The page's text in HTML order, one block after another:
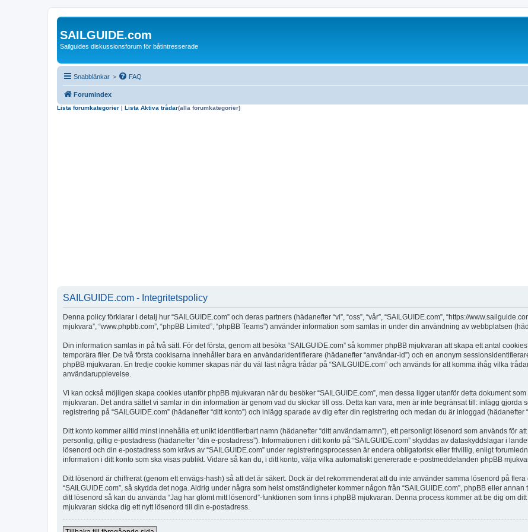
SAILGUIDE.com
Sailguides diskussionsforum för båtintresserade
Snabblänkar > FAQ
Forumindex
Lista forumkategorier | Lista Aktiva trådar(alla forumkategorier)
SAILGUIDE.com - Integritetspolicy
Denna policy förklarar i detalj hur “SAILGUIDE.com” och deras partners (hädanefter “vi”, “oss”, “vår”, “SAILGUIDE.com”, “https://
mjukvara”, “www.phpbb.com”, “phpBB Limited”, “phpBB Teams”) använder information som samlas in under din användning av webbplatsen
Din information samlas in på två sätt. För det första, genom att besöka “SAILGUIDE.com” så kommer phpBB mjukvaran att skapa ett antal
temporära filer. De två första cookisarna innehåller bara en användaridentifierare (hädanefter “användar-id”) och en anonym
phpBB mjukvaran. En tredje cookie kommer skapas när du väl läst några trådar på “SAILGUIDE.com” och används för att komma ihåg vilka
användarupplevelse.
Vi kan också möjligen skapa cookies utanför phpBB mjukvaran när du besöker “SAILGUIDE.com”, men dessa ligger utanför detta dokument
mjukvaran. Det andra sättet vi samlar in din information är genom vad du skickar till oss. Detta kan vara, men är inte begränsat till: inlägg gjorda
registrering på “SAILGUIDE.com” (hädanefter “ditt konto”) och inlägg sparade av dig efter din registrering och medan du är inloggad (hädanefter
Ditt konto kommer alltid minst innehålla ett unikt identifierbart namn (hädanefter “ditt användarnamn”), ett personligt lösenord som används för
personlig, giltig e-postadress (hädanefter “din e-postadress”). Informationen i ditt konto på “SAILGUIDE.com” skyddas av dataskyddslagar i
lösenord och din e-postadress som krävs av “SAILGUIDE.com” under registreringsprocessen är endera obligatorisk eller frivillig, enligt
information i ditt konto som ska visas publikt. Vidare så kan du, i ditt konto, välja vilka automatiskt genererade e-postmeddelanden phpBB
Ditt lösenord är chiffrerat (genom ett envägs-hash) så att det är säkert. Dock är det rekommenderat att du inte använder samma lösenord på
“SAILGUIDE.com”, så skydda det noga. Aldrig under några som helst omständigheter kommer någon från “SAILGUIDE.com”, phpBB eller
ditt lösenord så kan du använda “Jag har glömt mitt lösenord”-funktionen som finns i phpBB mjukvaran. Denna process kommer att be dig om
mjukvaran skicka dig ett nytt lösenord till din e-postadress.